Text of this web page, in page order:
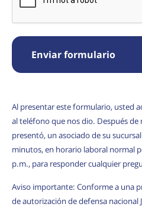
Enviar formulario
Al presentar este formulario, usted
al teléfono que nos dio. Después
presentó, un asociado de su
minutos, en horario laboral normal
p.m., para responder cualquier
Aviso importante: Conforme a una
de autorización de defensa nacional